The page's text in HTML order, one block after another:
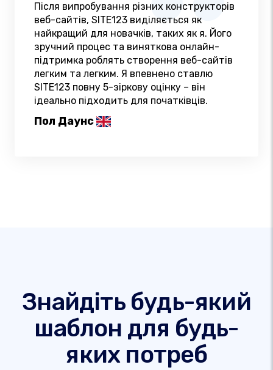
Після випробування різних конструкторів
веб-сайтів, SITE123 виділяється як
найкращий для новачків, таких як я. Його
зручний процес та виняткова онлайн-
підтримка роблять створення веб-сайтів
легким та легким. Я впевнено ставлю
SITE123 повну 5-зіркову оцінку – він
ідеально підходить для початківців.
Пол Даунс
Знайдіть будь-який
шаблон для будь-
яких потреб